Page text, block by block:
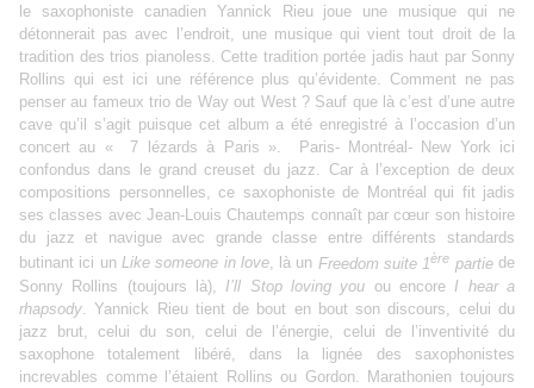
le saxophoniste canadien Yannick Rieu joue une musique qui ne
détonnerait pas avec l’endroit, une musique qui vient tout droit de la
tradition des trios pianoless. Cette tradition portée jadis haut par Sonny
Rollins qui est ici une référence plus qu’évidente. Comment ne pas
penser au fameux trio de Way out West ? Sauf que là c’est d’une autre
cave qu’il s’agit puisque cet album a été enregistré à l’occasion d’un
concert au « 7 lézards à Paris ».
Paris- Montréal- New York ici
confondus dans le grand creuset du jazz. Car à l’exception de deux
compositions personnelles, ce saxophoniste de Montréal qui fit jadis
ses classes avec Jean-Louis Chautemps connaît par cœur son histoire
du jazz et navigue avec grande classe entre différents standards
butinant ici un Like someone in love, là un Freedom suite 1ère partiede
Sonny Rollins (toujours là), I’ll Stop loving you ou encore I hear a
rhapsody . Yannick Rieu tient de bout en bout son discours, celui du
jazz brut, celui du son, celui de l’énergie, celui de l’inventivité du
saxophone totalement libéré, dans la lignée des saxophonistes
increvables comme l’étaient Rollins ou Gordon. Marathonien toujours